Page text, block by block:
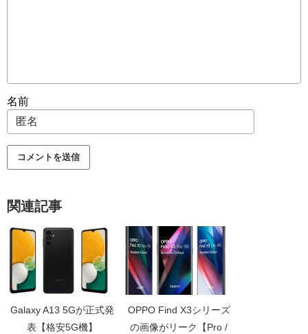
名前
関連記事
Galaxy A13 5Gが正式発
表【格安5G機】
OPPO Find X3シリーズ
の画像がリーク【Pro /